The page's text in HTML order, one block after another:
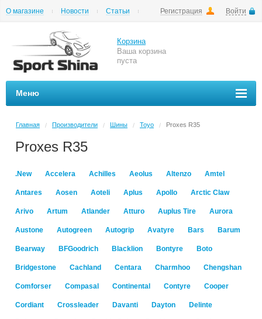
Регистрация Войти
О магазине Новости
Статьи
Корзина
Ваша корзина
пуста
Меню
Главная / Производители / Шины / Toyo / Proxes R35
Proxes R35
.New Accelera Achilles Aeolus Altenzo Amtel
Antares Aosen Aoteli Aplus Apollo Arctic Claw
Arivo Artum Atlander Atturo Auplus Tire Aurora
Austone Autogreen Autogrip Avatyre Bars Barum
Bearway BFGoodrich Blacklion Bontyre Boto
Bridgestone Cachland Centara Charmhoo Chengshan
Comforser Compasal Continental Contyre Cooper
Cordiant Crossleader Davanti Dayton Delinte